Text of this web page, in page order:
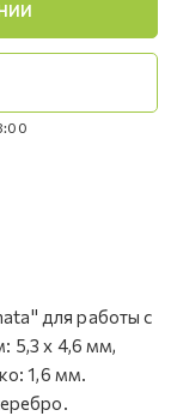
для работы с
5,3 х 4,6 мм,
1,6 мм.